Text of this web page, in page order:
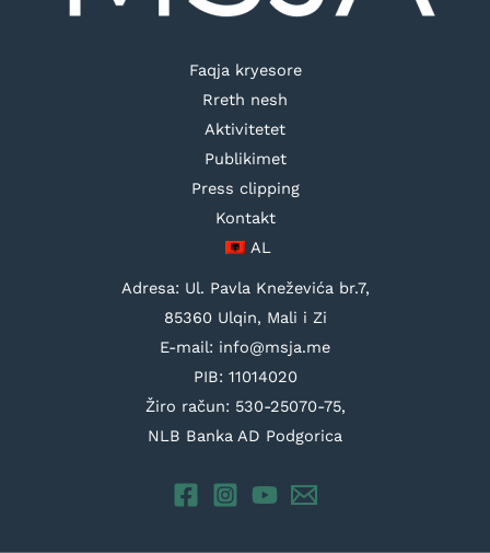
Faqja kryesore
Rreth nesh
Aktivitetet
Publikimet
Press clipping
Kontakt
AL
Adresa: Ul. Pavla Kneževića br.7,
85360 Ulqin, Mali i Zi
E-mail: info@msja.me
PIB: 11014020
Žiro račun: 530-25070-75,
NLB Banka AD Podgorica